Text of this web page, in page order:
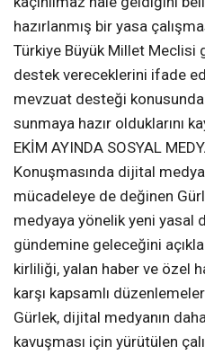
hazırlanmış bir yasa
Türkiye Büyük Millet Meclisi
destek vereceklerini ifade
mevzuat desteği konusunda
sunmaya hazır olduklarını
EKİM AYINDA SOSYAL
Konuşmasında dijital
mücadeleye de değinen
medyaya yönelik yeni yasal
gündemine geleceğini
kirliliği, yalan haber ve özel
karşı kapsamlı
Gürlek, dijital medyanın
kavuşması için yürütülen